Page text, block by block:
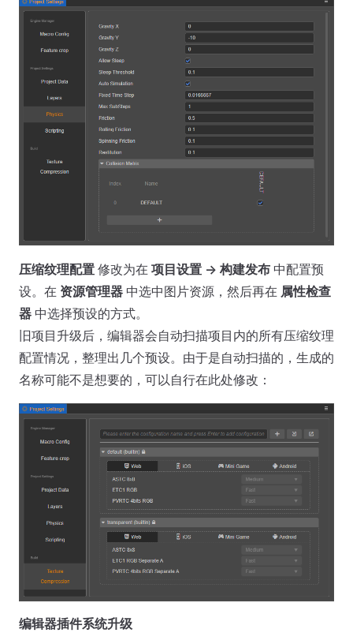
压缩纹理配置 修改为在 项目设置 -> 构建发布 中配置预
设。在 资源管理器 中选中图片资源，然后再在 属性检查
器 中选择预设的方式。
旧项目升级后，编辑器会自动扫描项目内的所有压缩纹理
配置情况，整理出几个预设。由于是自动扫描的，生成的
名称可能不是想要的，可以自行在此处修改：
编辑器插件系统升级